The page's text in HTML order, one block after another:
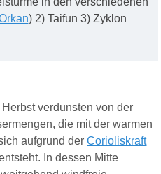
) 2) Taifun 3) Zyklon
verdunsten von der
die mit der warmen
aufgrund derCorioliskraft
In dessen Mitte